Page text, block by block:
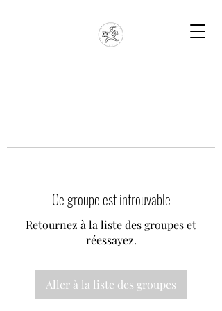
Ce groupe est introuvable
Retournez à la liste des groupes et
réessayez.
Aller à la liste des groupes